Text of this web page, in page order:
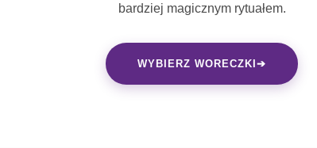
bardziej magicznym rytuałem.
WYBIERZ WORECZKI ➔